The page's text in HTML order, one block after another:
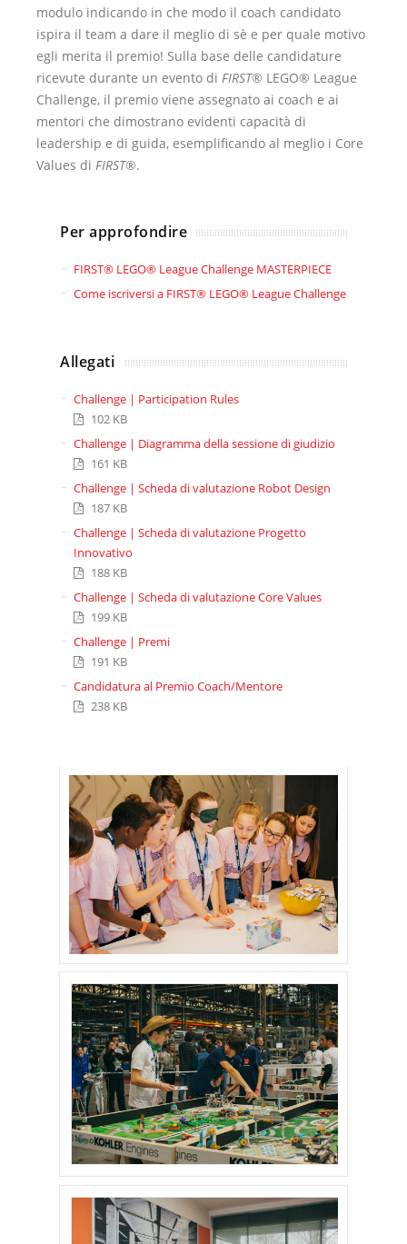
modulo indicando in che modo il coach candidato
ispira il team a dare il meglio di sè e per quale motivo
egli merita il premio! Sulla base delle candidature
ricevute durante un evento di FIRST® LEGO® League
Challenge, il premio viene assegnato ai coach e ai
mentori che dimostrano evidenti capacità di
leadership e di guida, esemplificando al meglio i Core
Values di FIRST®.
Per approfondire
FIRST® LEGO® League Challenge MASTERPIECE
Come iscriversi a FIRST® LEGO® League Challenge
Allegati
Challenge | Participation Rules
102 KB
Challenge | Diagramma della sessione di giudizio
161 KB
Challenge | Scheda di valutazione Robot Design
187 KB
Challenge | Scheda di valutazione Progetto
Innovativo
188 KB
Challenge | Scheda di valutazione Core Values
199 KB
Challenge | Premi
191 KB
Candidatura al Premio Coach/Mentore
238 KB